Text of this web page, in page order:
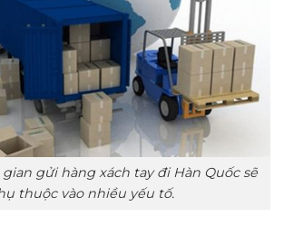
gửi hàng xách tay đi Hàn Quốc sẽ
thuộc vào nhiều yếu tố.